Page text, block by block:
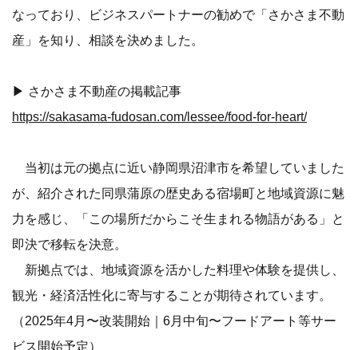
なっており、ビジネスパートナーの勧めで「さかさま不動
産」を知り、相談を決めました。
▶ さかさま不動産の掲載記事
https://sakasama-fudosan.com/lessee/food-for-heart/
当初は元の拠点に近い静岡県沼津市を希望していました
が、紹介された同県蒲原の歴史ある宿場町と地域資源に魅
力を感じ、「この場所だからこそ生まれる物語がある」と
即決で移転を決意。
新拠点では、地域資源を活かした料理や体験を提供し、
観光・経済活性化に寄与することが期待されています。
（2025年4月〜改装開始｜6月中旬〜フードアート等サー
ビス開始予定）